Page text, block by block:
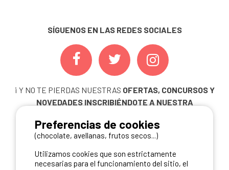
SÍGUENOS EN LAS REDES SOCIALES
¡ Y NO TE PIERDAS NUESTRAS OFERTAS, CONCURSOS Y
NOVEDADES INSCRIBIÉNDOTE A NUESTRA
ME INSCRIBO
Preferencias de cookies
(chocolate, avellanas, frutos secos...)
Utilizamos cookies que son estrictamente
necesarias para el funcionamiento del sitio, el